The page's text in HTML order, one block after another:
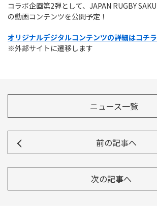
コラボ企画第2弾として、JAPAN RUGBY
の動画コンテンツを公開予定！
オリジナルデジタルコンテンツの詳細はコチ
※外部サイトに遷移します
ニュース一覧
前の記事へ
次の記事へ